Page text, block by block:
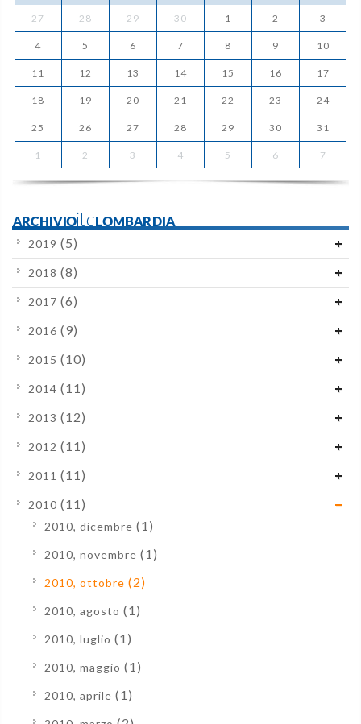
27 28 29 30 1 2 3
4 5 6 7 8 9 10
11 12 13 14 15 16 17
18 19 20 21 22 23 24
25 26 27 28 29 30 31
1 2 3 4 5 6 7
ARCHIVIOitcLOMBARDIA
2019 (5)
2018 (8)
2017 (6)
2016 (9)
2015 (10)
2014 (11)
2013 (12)
2012 (11)
2011 (11)
2010 (11)
2010, dicembre (1)
2010, novembre (1)
2010, ottobre (2)
2010, agosto (1)
2010, luglio (1)
2010, maggio (1)
2010, aprile (1)